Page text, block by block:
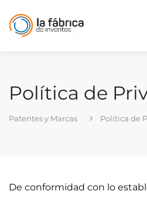
Política de
Patentes y Marcas Política de
De conformidad con lo